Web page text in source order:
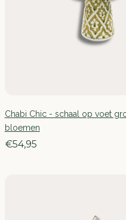
Chabi Chic - schaal op voet
bloemen
€54,95